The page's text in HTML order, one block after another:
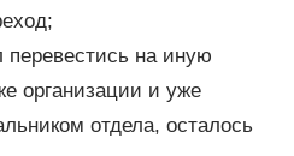
перевестись на иную
организации и уже
отдела, осталось